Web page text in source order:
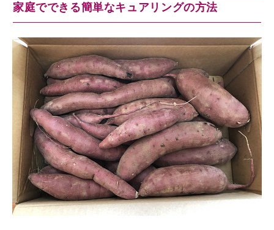
家庭でできる簡単なキュアリングの方法